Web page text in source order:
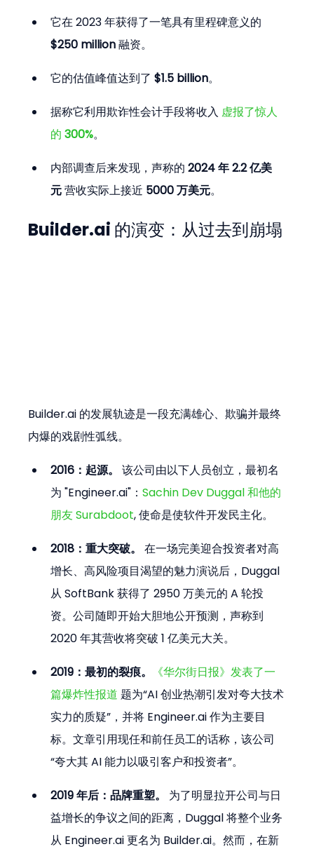
它在 2023 年获得了一笔具有里程碑意义的
$250 million 融资。
它的估值峰值达到了 $1.5 billion。
据称它利用欺诈性会计手段将收入 虚报了惊人
的 300%。
内部调查后来发现，声称的 2024 年 2.2 亿美
元 营收实际上接近 5000 万美元。
Builder.ai 的演变：从过去到崩塌
Builder.ai 的发展轨迹是一段充满雄心、欺骗并最终
内爆的戏剧性弧线。
2016：起源。
该公司由以下人员创立，最初名
为 "Engineer.ai"：Sachin Dev Duggal 和他的
朋友 Surabdoot, 使命是使软件开发民主化。
2018：重大突破。
在一场完美迎合投资者对高
增长、高风险项目渴望的魅力演说后，Duggal
从 SoftBank 获得了 2950 万美元的 A 轮投
资。公司随即开始大胆地公开预测，声称到
2020 年其营收将突破 1 亿美元大关。
2019：最初的裂痕。
《华尔街日报》发表了一
篇爆炸性报道 题为“AI 创业热潮引发对夸大技术
实力的质疑”，并将 Engineer.ai 作为主要目
标。文章引用现任和前任员工的话称，该公司
“夸大其 AI 能力以吸引客户和投资者”。
2019 年后：品牌重塑。
为了明显拉开公司与日
益增长的争议之间的距离，Duggal 将整个业务
从 Engineer.ai 更名为 Builder.ai。然而，在新